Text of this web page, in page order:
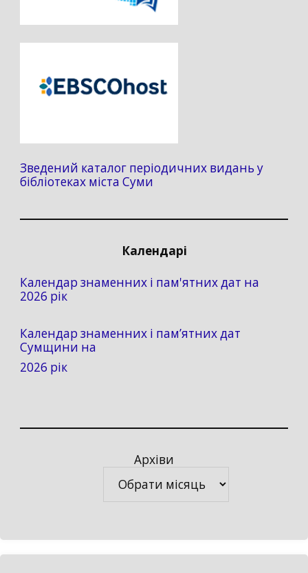
Зведений каталог періодичних видань у
бібліотеках міста Суми
Календарі
Календар знаменних і пам'ятних дат на
2026 рік
Календар знаменних і пам’ятних дат
Сумщини на
2026 рік
Архіви